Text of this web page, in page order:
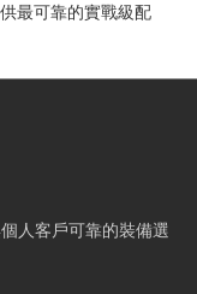
最可靠的實戰級配
人客戶可靠的裝備選